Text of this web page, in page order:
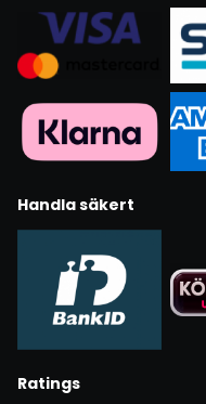
Handla säkert
Ratings